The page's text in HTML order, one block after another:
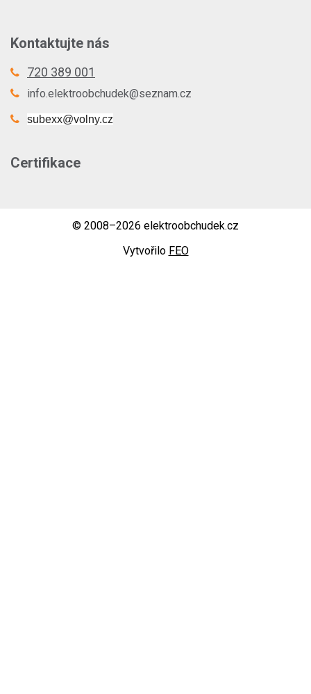
Kontaktujte nás
720 389 001
info.elektroobchudek@seznam.cz
subexx@volny.cz
Certifikace
© 2008–2026 elektroobchudek.cz
Vytvořilo FEO